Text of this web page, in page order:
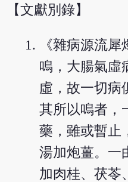
【文獻別錄】
《雜病源流
鳴，大腸氣虛
虛，故一切
其所以鳴者，
藥，雖或暫止
湯加炮薑。一
加肉桂、茯苓